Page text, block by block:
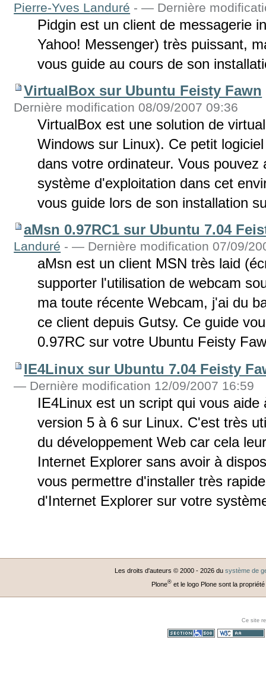
Pierre-Yves Landuré - — Dernière
Pidgin est un client de messagerie
Yahoo! Messenger) très puissant,
vous guide au cours de son
VirtualBox sur Ubuntu Feisty Fawn
Dernière modification 08/09/2007 09:36
VirtualBox est une solution de
Windows sur Linux). Ce petit
dans votre ordinateur. Vous
système d'exploitation dans cet
vous guide lors de son installation
aMsn 0.97RC1 sur Ubuntu 7.04
Landuré - — Dernière modification 07/09/
aMsn est un client MSN très laid
supporter l'utilisation de webcam
ma toute récente Webcam, j'ai du
ce client depuis Gutsy. Ce guide
0.97RC sur votre Ubuntu Feisty
IE4Linux sur Ubuntu 7.04 Feisty
— Dernière modification 12/09/2007 16:59
IE4Linux est un script qui vous
version 5 à 6 sur Linux. C'est très
du développement Web car cela
Internet Explorer sans avoir à
vous permettre d'installer très
d'Internet Explorer sur votre
Les droits d'auteurs © 2000 - 2026 du système de
Plone®et le logo Plone sont la
Ce site